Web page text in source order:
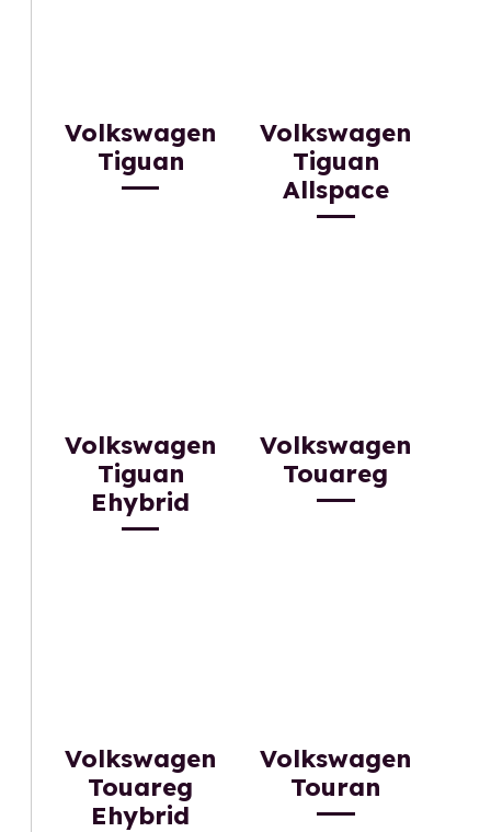
Volkswagen
Tiguan
Volkswagen
Tiguan
Allspace
Volkswagen
Tiguan
Ehybrid
Volkswagen
Touareg
Volkswagen
Touareg
Ehybrid
Volkswagen
Touran